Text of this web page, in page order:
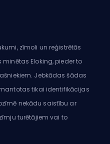
zīmoli un reģistrētās
minētas Eloking, pieder to
Jebkādas šādas
tikai identifikācijas
nekādu saistību ar
turētājiem vai to